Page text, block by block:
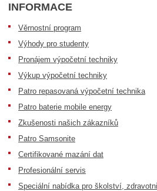
INFORMACE
Věrnostní program
Výhody pro studenty
Pronájem výpočetní techniky
Výkup výpočetní techniky
Patro repasovaná výpočetní technika
Patro baterie mobile energy
Zkušenosti našich zákazníků
Patro Samsonite
Certifikované mazání dat
Profesionální servis
Speciální nabídka pro školství,